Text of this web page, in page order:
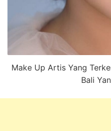
Make Up Artis Yang
Bali